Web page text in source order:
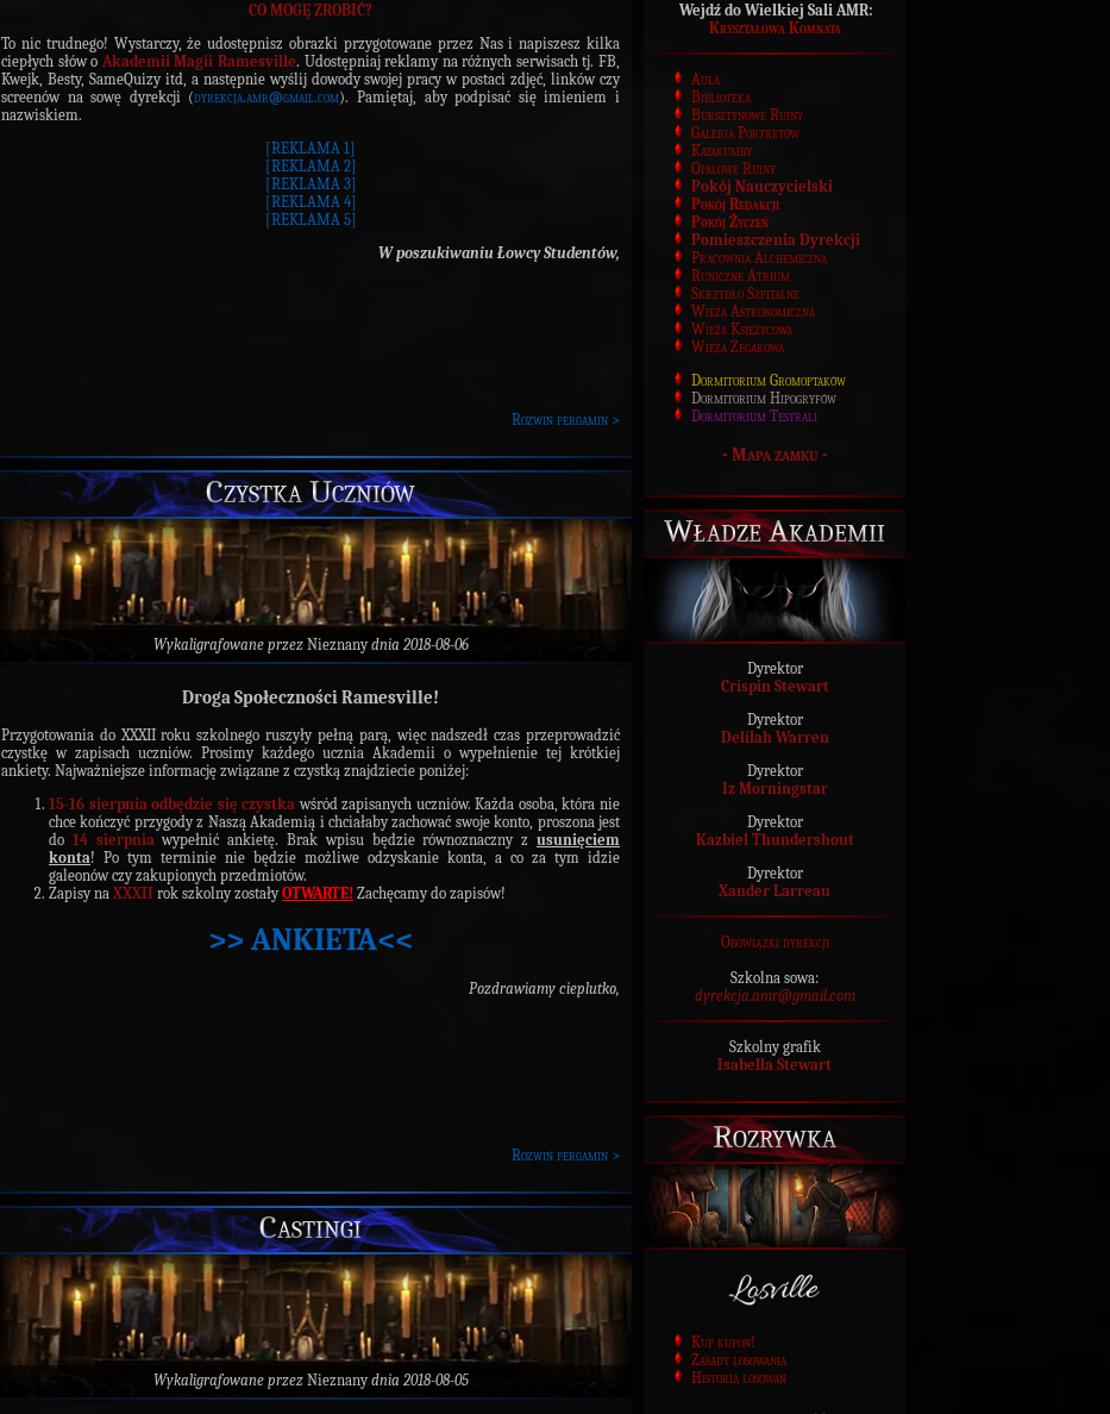
CO MOGĘ ZROBIĆ?
To nic trudnego! Wystarczy, że udostępnisz obrazki przygotowane przez Nas i napiszesz kilka
ciepłych słów o Akademii Magii Ramesville. Udostępniaj reklamy na różnych serwisach tj. FB,
Kwejk, Besty, SameQuizy itd, a następnie wyślij dowody swojej pracy w postaci zdjęć, linków czy
screenów na sowę dyrekcji (dyrekcja.amr@gmail.com). Pamiętaj, aby podpisać się imieniem i
nazwiskiem.
[REKLAMA 1]
[REKLAMA 2]
[REKLAMA 3]
[REKLAMA 4]
[REKLAMA 5]
W poszukiwaniu Łowcy Studentów,
Rozwiń pergamin >
Czystka Uczniów
Wykaligrafowane przez Nieznanydnia 2018-08-06
Droga Społeczności Ramesville!
Przygotowania do XXXII roku szkolnego ruszyły pełną parą, więc nadszedł czas przeprowadzić
czystkę w zapisach uczniów. Prosimy każdego ucznia Akademii o wypełnienie tej krótkiej
ankiety. Najważniejsze informację związane z czystką znajdziecie poniżej:
15-16 sierpnia odbędzie się czystka wśród zapisanych uczniów. Każda osoba, która nie
chce kończyć przygody z Naszą Akademią i chciałaby zachować swoje konto, proszona jest
do 14 sierpnia wypełnić ankietę. Brak wpisu będzie równoznaczny zusunięciem
konta! Po tym terminie nie będzie możliwe odzyskanie konta, a co za tym idzie
galeonów czy zakupionych przedmiotów.
Zapisy na XXXII rok szkolny zostałyOTWARTE! Zachęcamy do zapisów!
>> ANKIETA<<
Pozdrawiamy cieplutko,
Rozwiń pergamin >
Castingi
Wykaligrafowane przez Nieznanydnia 2018-08-05
Wejdź do Wielkiej Sali AMR:
Kryształowa Komnata
Aula
Biblioteka
Bursztynowe Ruiny
Galeria Portretów
Katakumby
Opalowe Ruiny
Pokój Nauczycielski
Pokój Redakcji
Pokój Życzeń
Pomieszczenia Dyrekcji
Pracownia Alchemiczna
Runiczne Atrium
Skrzydło Szpitalne
Wieża Astronomiczna
Wieża Księżycowa
Wieża Zegarowa
Dormitorium Gromoptaków
Dormitorium Hipogryfów
Dormitorium Testrali
- Mapa zamku-
Władze Akademii
Dyrektor
Crispin Stewart
Dyrektor
Delilah Warren
Dyrektor
Iz Morningstar
Dyrektor
Kazbiel Thundershout
Dyrektor
Xander Larreau
Obowiązki dyrekcji
Szkolna sowa:
dyrekcja.amr@gmail.com
Szkolny grafik
Isabella Stewart
Rozrywka
Kup kupon!
Zasady losowania
Historia losowań